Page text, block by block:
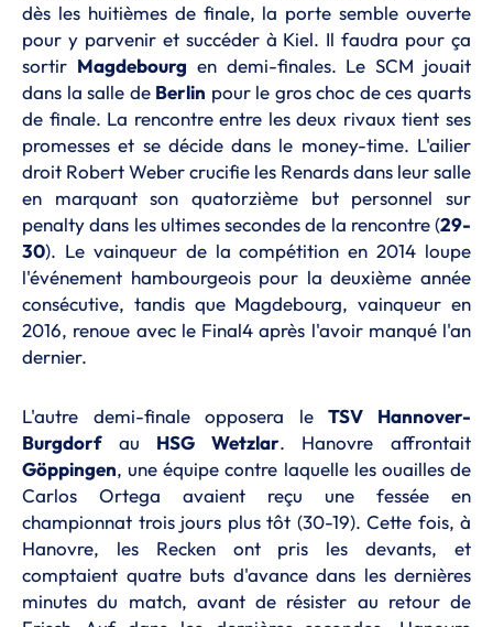
dès les huitièmes de finale, la porte semble ouverte
pour y parvenir et succéder à Kiel. Il faudra pour ça
sortir Magdebourg en demi-finales. Le SCM jouait
dans la salle de Berlin pour le gros choc de ces quarts
de finale. La rencontre entre les deux rivaux tient ses
promesses et se décide dans le money-time. L'ailier
droit Robert Weber crucifie les Renards dans leur salle
en marquant son quatorzième but personnel sur
penalty dans les ultimes secondes de la rencontre (29-
30). Le vainqueur de la compétition en 2014 loupe
l'événement hambourgeois pour la deuxième année
consécutive, tandis que Magdebourg, vainqueur en
2016, renoue avec le Final4 après l'avoir manqué l'an
dernier.
L'autre demi-finale opposera leTSV Hannover-
Burgdorfau HSG Wetzlar. Hanovre affrontait
Göppingen, une équipe contre laquelle les ouailles de
Carlos Ortega avaient reçu une fessée en
championnat trois jours plus tôt (30-19). Cette fois, à
Hanovre, les Recken ont pris les devants, et
comptaient quatre buts d'avance dans les dernières
minutes du match, avant de résister au retour de